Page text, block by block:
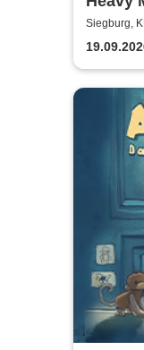
Barrel,
Siegburg,